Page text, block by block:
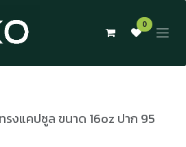
0
รงแคปซูล ขนาด 16oz ปาก 95